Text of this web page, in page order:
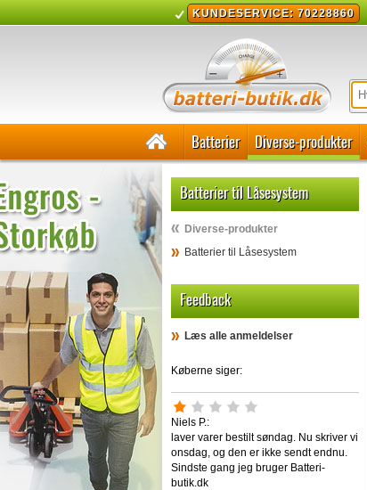
KUNDESERVICE: 70228860
Batterier Diverse-produkter
Batterier til Låsesystem
Diverse-produkter
Batterier til Låsesystem
Feedback
Læs alle anmeldelser
Køberne siger:
Niels P.:
laver varer bestilt søndag. Nu skriver vi
onsdag, og den er ikke sendt endnu.
Sindste gang jeg bruger Batteri-
butik.dk